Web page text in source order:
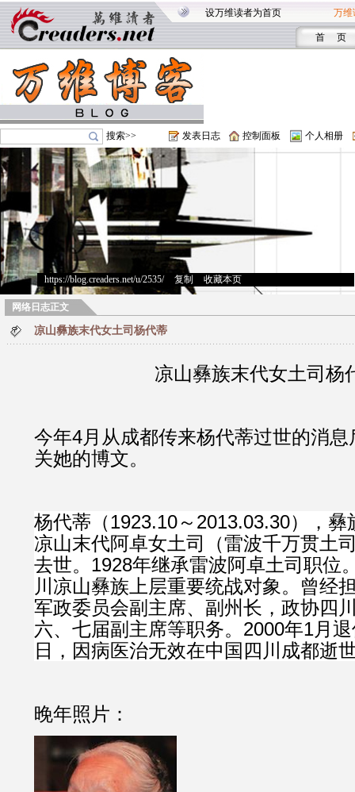
设万维读者为首页 万维
首 页
搜索>> 发表日志 控制面板 个人相册
https://blog.creaders.net/u/2535/> 复制 收藏本页
网络日志正文
凉山彝族末代女土司杨代蒂
凉山彝族末代女土司杨
今年4月从成都传来杨代蒂过世的消
关她的博文。
杨代蒂（1923.10～2013.03.30），
凉山末代阿卓女土司（雷波千万贯土
去世。1928年继承雷波阿卓土司职位
川凉山彝族上层重要统战对象。曾经
军政委员会副主席、副州长，政协四
六、七届副主席等职务。2000年1月
日，因病医治无效在中国四川成都逝
晚年照片：